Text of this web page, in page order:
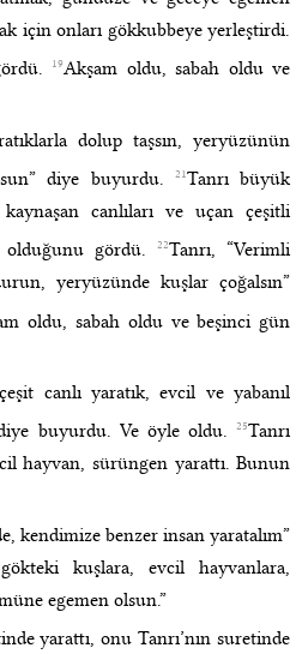
için onları gökkubbeye yerleştirdi.
19Akşam oldu, sabah oldu ve
dolup taşsın, yeryüzünün
diye buyurdu.
21Tanrı büyük
canlıları ve uçan çeşitli
olduğunu gördü.22Tanrı, “Verimli
yeryüzünde kuşlar çoğalsın”
oldu, sabah oldu ve beşinci gün
canlı yaratık, evcil ve yabanıl
buyurdu. Ve öyle oldu.25Tanrı
hayvan, sürüngen yarattı. Bunun
kendimize benzer insan yaratalım”
kuşlara, evcil hayvanlara,
egemen olsun.”
yarattı, onu Tanrı’nın suretinde